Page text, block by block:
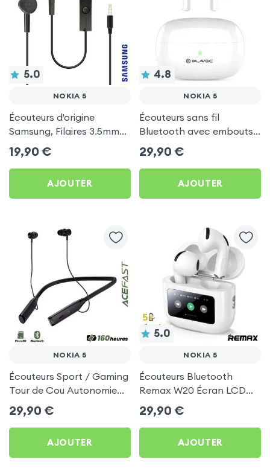
5.0
NOKIA 5
Écouteurs d'origine
Samsung, Filaires 3.5mm
Kit mains Libres (Service
Pack) - Noir pour Nokia 5
19,90 €
AJOUTER
4.8
NOKIA 5
Écouteurs sans fil
Bluetooth avec embouts
intra-auriculaires - Blanc
pour Nokia 5
29,90 €
AJOUTER
NOKIA 5
Écouteurs Sport / Gaming
Tour de Cou Autonomie
160h Acefast pour Nokia
5
29,90 €
AJOUTER
5.0
NOKIA 5
Écouteurs Bluetooth
Remax W20 Écran LCD
Full-Color pour Nokia 5
29,90 €
AJOUTER